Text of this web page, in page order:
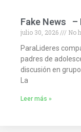
Fake News –
julio 30, 2026
No
ParaLideres
padres de
discusión en
La
Leer más »